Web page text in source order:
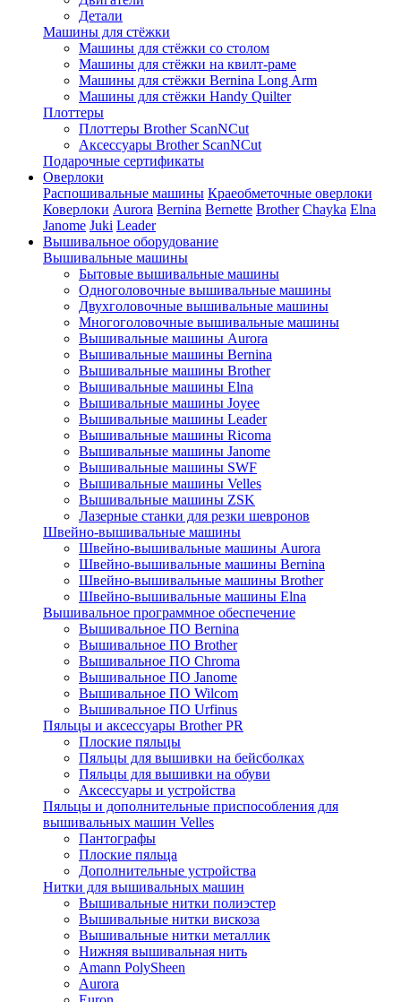
Детали
Машины для стёжки
Машины для стёжки со столом
Машины для стёжки на квилт-раме
Машины для стёжки Bernina Long Arm
Машины для стёжки Handy Quilter
Плоттеры
Плоттеры Brother ScanNCut
Аксессуары Brother ScanNCut
Подарочные сертификаты
Оверлоки
Распошивальные машины Краеобметочные оверлоки
Коверлоки Aurora Bernina Bernette Brother Chayka Elna
Janome Juki Leader
Вышивальное оборудование
Вышивальные машины
Бытовые вышивальные машины
Одноголовочные вышивальные машины
Двухголовочные вышивальные машины
Многоголовочные вышивальные машины
Вышивальные машины Aurora
Вышивальные машины Bernina
Вышивальные машины Brother
Вышивальные машины Elna
Вышивальные машины Joyee
Вышивальные машины Leader
Вышивальные машины Ricoma
Вышивальные машины Janome
Вышивальные машины SWF
Вышивальные машины Velles
Вышивальные машины ZSK
Лазерные станки для резки шевронов
Швейно-вышивальные машины
Швейно-вышивальные машины Aurora
Швейно-вышивальные машины Bernina
Швейно-вышивальные машины Brother
Швейно-вышивальные машины Elna
Вышивальное программное обеспечение
Вышивальное ПО Bernina
Вышивальное ПО Brother
Вышивальное ПО Chroma
Вышивальное ПО Janome
Вышивальное ПО Wilcom
Вышивальное ПО Urfinus
Пяльцы и аксессуары Brother PR
Плоские пяльцы
Пяльцы для вышивки на бейсболках
Пяльцы для вышивки на обуви
Аксессуары и устройства
Пяльцы и дополнительные приспособления для
вышивальных машин Velles
Пантографы
Плоские пяльца
Дополнительные устройства
Нитки для вышивальных машин
Вышивальные нитки полиэстер
Вышивальные нитки вискоза
Вышивальные нитки металлик
Нижняя вышивальная нить
Amann PolySheen
Aurora